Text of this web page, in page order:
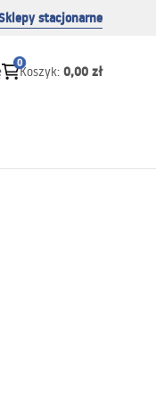
stacjonarne
0
Koszyk: 0,00 zł